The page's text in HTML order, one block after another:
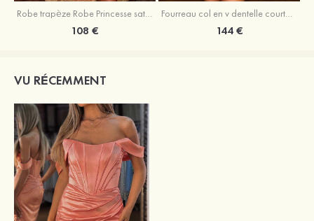
Robe trapèze Robe Princesse satin sans manches courte/mini robe de fête de la rentrée
108 €
Fourreau col en v dentelle courte/mini robe de fête de la rentré avec perles
144 €
VU RÉCEMMENT